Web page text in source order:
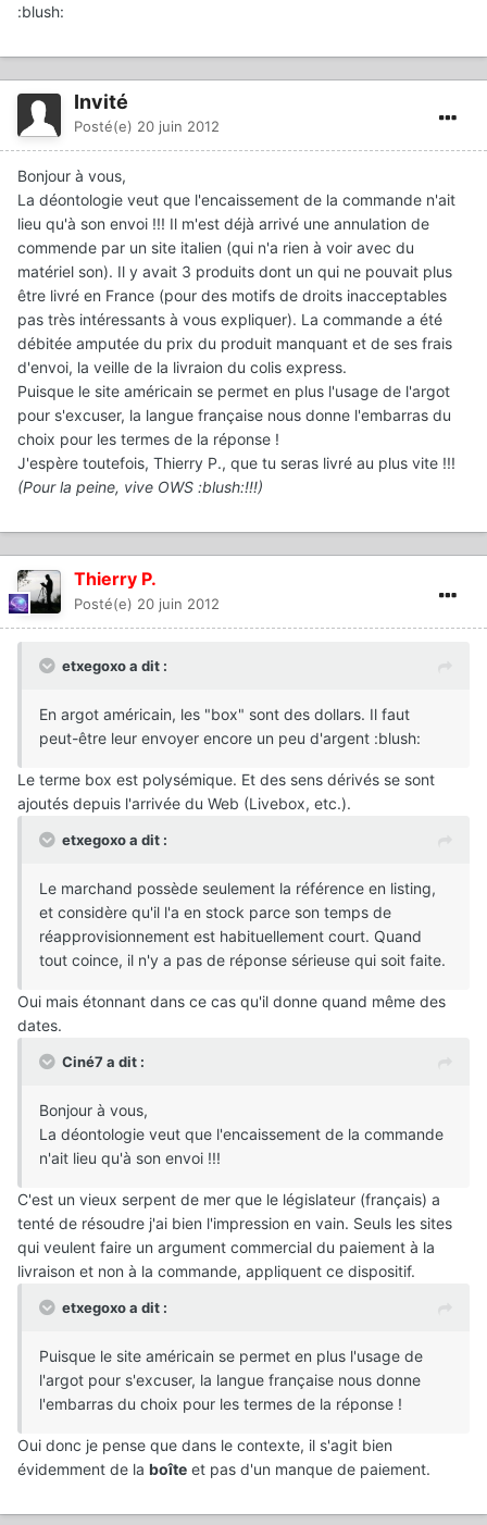
:blush:
Invité
Posté(e) 20 juin 2012
Bonjour à vous,
La déontologie veut que l'encaissement de la commande n'ait
lieu qu'à son envoi !!! Il m'est déjà arrivé une annulation de
commende par un site italien (qui n'a rien à voir avec du
matériel son). Il y avait 3 produits dont un qui ne pouvait plus
être livré en France (pour des motifs de droits inacceptables
pas très intéressants à vous expliquer). La commande a été
débitée amputée du prix du produit manquant et de ses frais
d'envoi, la veille de la livraion du colis express.
Puisque le site américain se permet en plus l'usage de l'argot
pour s'excuser, la langue française nous donne l'embarras du
choix pour les termes de la réponse !
J'espère toutefois, Thierry P., que tu seras livré au plus vite !!!
(Pour la peine, vive OWS :blush:!!!)
Thierry P.
Posté(e) 20 juin 2012
etxegoxo a dit :
En argot américain, les "box" sont des dollars. Il faut
peut-être leur envoyer encore un peu d'argent :blush:
Le terme box est polysémique. Et des sens dérivés se sont
ajoutés depuis l'arrivée du Web (Livebox, etc.).
etxegoxo a dit :
Le marchand possède seulement la référence en listing,
et considère qu'il l'a en stock parce son temps de
réapprovisionnement est habituellement court. Quand
tout coince, il n'y a pas de réponse sérieuse qui soit faite.
Oui mais étonnant dans ce cas qu'il donne quand même des
dates.
Ciné7 a dit :
Bonjour à vous,
La déontologie veut que l'encaissement de la commande
n'ait lieu qu'à son envoi !!!
C'est un vieux serpent de mer que le législateur (français) a
tenté de résoudre j'ai bien l'impression en vain. Seuls les sites
qui veulent faire un argument commercial du paiement à la
livraison et non à la commande, appliquent ce dispositif.
etxegoxo a dit :
Puisque le site américain se permet en plus l'usage de
l'argot pour s'excuser, la langue française nous donne
l'embarras du choix pour les termes de la réponse !
Oui donc je pense que dans le contexte, il s'agit bien
évidemment de la boîte et pas d'un manque de paiement.